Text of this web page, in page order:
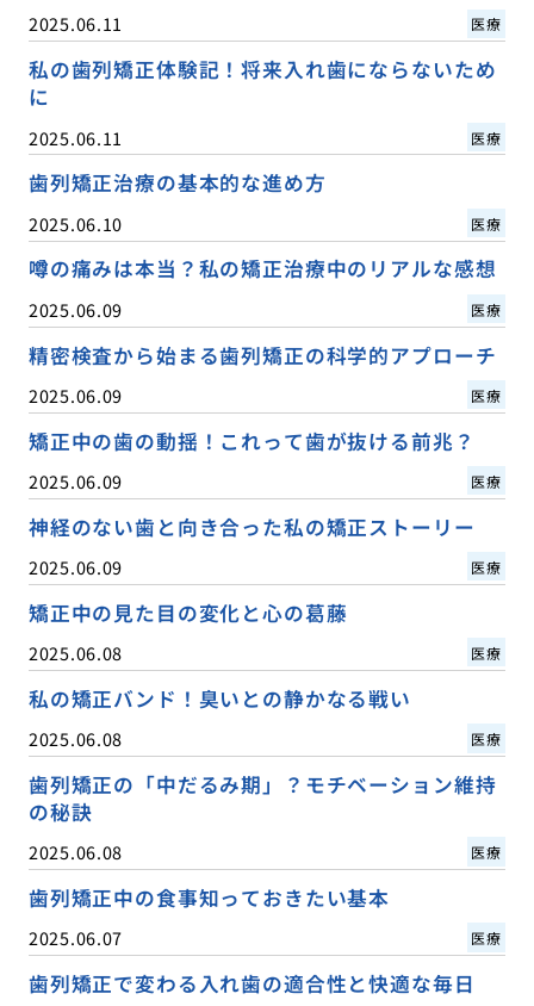
2025.06.11 医療
私の歯列矯正体験記！将来入れ歯にならないため
に
2025.06.11 医療
歯列矯正治療の基本的な進め方
2025.06.10 医療
噂の痛みは本当？私の矯正治療中のリアルな感想
2025.06.09 医療
精密検査から始まる歯列矯正の科学的アプローチ
2025.06.09 医療
矯正中の歯の動揺！これって歯が抜ける前兆？
2025.06.09 医療
神経のない歯と向き合った私の矯正ストーリー
2025.06.09 医療
矯正中の見た目の変化と心の葛藤
2025.06.08 医療
私の矯正バンド！臭いとの静かなる戦い
2025.06.08 医療
歯列矯正の「中だるみ期」？モチベーション維持
の秘訣
2025.06.08 医療
歯列矯正中の食事知っておきたい基本
2025.06.07 医療
歯列矯正で変わる入れ歯の適合性と快適な毎日